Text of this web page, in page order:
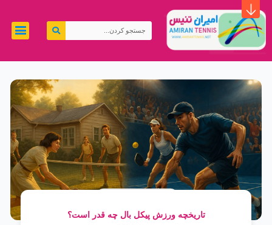
به
محتوا
جستجو
کردن
تاریخچه ورزش پیکل بال چه قدر است؟